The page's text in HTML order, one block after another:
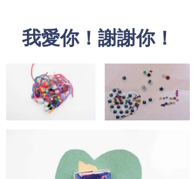
我愛你！謝謝你！